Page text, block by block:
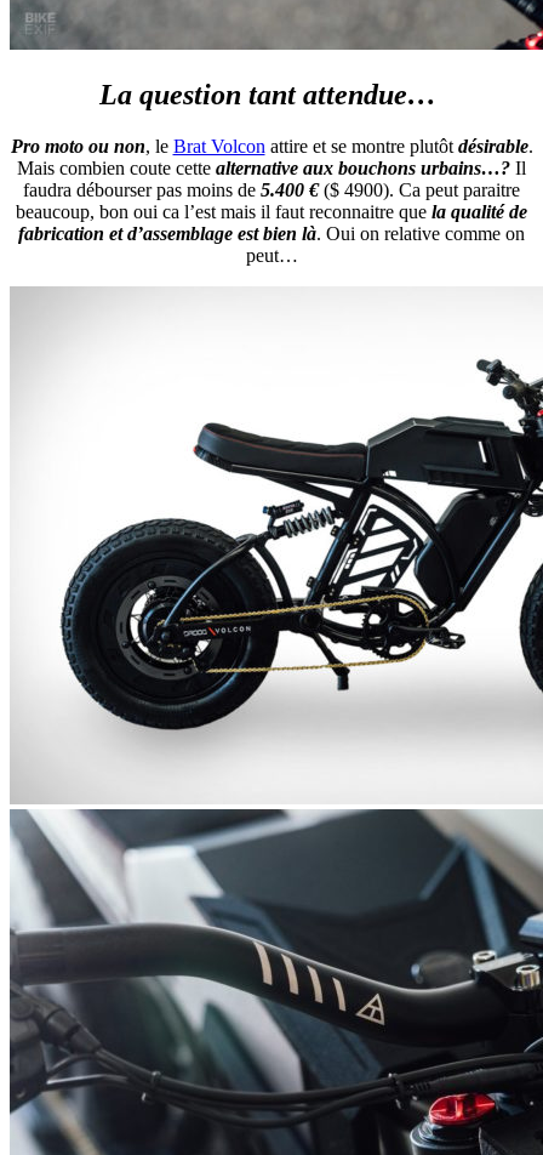
La question tant attendue…
Pro moto ou non, le Brat Volcon attire et se montre plutôt désirable.
Mais combien coute cette alternative aux bouchons urbains…? Il
faudra débourser pas moins de 5.400 € ($ 4900). Ca peut paraitre
beaucoup, bon oui ca l’est mais il faut reconnaitre que la qualité de
fabrication et d’assemblage est bien là. Oui on relative comme on
peut…